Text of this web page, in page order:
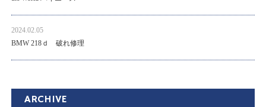
2024.02.05
BMW 218ｄ 破れ修理
ARCHIVE